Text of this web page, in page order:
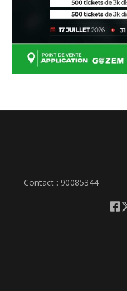
Contact : 90085344